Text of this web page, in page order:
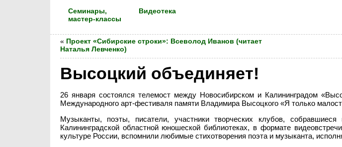
Семинары,
мастер-классы
Видеотека
« Проект «Сибирские строки»: Всеволод Иванов (читает
Наталья Левченко)
Высоцкий объединяет!
26 января состоялся телемост между Новосибирском и Калининградом
Международного арт-фестиваля памяти Владимира Высоцкого «Я только
Музыканты, поэты, писатели, участники творческих клубов,
Калининградской областной юношеской библиотеках, в формате
культуре России, вспомнили любимые стихотворения поэта и музыканта,